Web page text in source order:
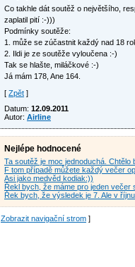
Co takhle dát soutěž o největšího,
zaplatil pití :-)))
Podmínky soutěže:
1. může se zúčastnit každý nad 18
2. Ildi je ze soutěže vyloučena :-)
Tak se hlašte, miláčkové :-)
Já mám 178, Ane 164.
[ Zpět ]
Datum: 12.09.2011
Autor: Airline
Nejlépe hodnocené
Ta soutěž je moc jednoduchá.
F tom případě můžete každý večer
Asi jako medvěd kodiak:))
Řekl bych, že máme pro jeden
Řek bych, že výsledek je 7. Ale v
Zobrazit navigační strom ]